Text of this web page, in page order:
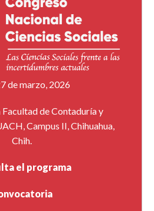
de marzo, 2026
Facultad de Contaduría y
Campus II, Chihuahua,
Chih.
el programa